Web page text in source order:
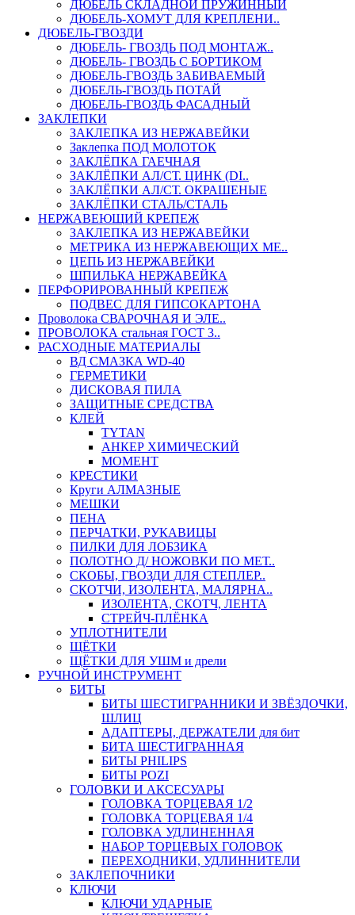
ДЮБЕЛЬ СКЛАДНОЙ ПРУЖИННЫЙ
ДЮБЕЛЬ-ХОМУТ ДЛЯ КРЕПЛЕНИ..
ДЮБЕЛЬ-ГВОЗДИ
ДЮБЕЛЬ- ГВОЗДЬ ПОД МОНТАЖ..
ДЮБЕЛЬ- ГВОЗДЬ С БОРТИКОМ
ДЮБЕЛЬ-ГВОЗДЬ ЗАБИВАЕМЫЙ
ДЮБЕЛЬ-ГВОЗДЬ ПОТАЙ
ДЮБЕЛЬ-ГВОЗДЬ ФАСАДНЫЙ
ЗАКЛЕПКИ
ЗАКЛЕПКА ИЗ НЕРЖАВЕЙКИ
Заклепка ПОД МОЛОТОК
ЗАКЛЁПКА ГАЕЧНАЯ
ЗАКЛЁПКИ АЛ/СТ. ЦИНК (DI..
ЗАКЛЁПКИ АЛ/СТ. ОКРАШЕНЫЕ
ЗАКЛЁПКИ СТАЛЬ/СТАЛЬ
НЕРЖАВЕЮЩИЙ КРЕПЕЖ
ЗАКЛЕПКА ИЗ НЕРЖАВЕЙКИ
МЕТРИКА ИЗ НЕРЖАВЕЮЩИХ МЕ..
ЦЕПЬ ИЗ НЕРЖАВЕЙКИ
ШПИЛЬКА НЕРЖАВЕЙКА
ПЕРФОРИРОВАННЫЙ КРЕПЕЖ
ПОДВЕС ДЛЯ ГИПСОКАРТОНА
Проволока СВАРОЧНАЯ И ЭЛЕ..
ПРОВОЛОКА стальная ГОСТ 3..
РАСХОДНЫЕ МАТЕРИАЛЫ
ВД СМАЗКА WD-40
ГЕРМЕТИКИ
ДИСКОВАЯ ПИЛА
ЗАЩИТНЫЕ СРЕДСТВА
КЛЕЙ
TYTAN
АНКЕР ХИМИЧЕСКИЙ
МОМЕНТ
КРЕСТИКИ
Круги АЛМАЗНЫЕ
МЕШКИ
ПЕНА
ПЕРЧАТКИ, РУКАВИЦЫ
ПИЛКИ ДЛЯ ЛОБЗИКА
ПОЛОТНО Д/ НОЖОВКИ ПО МЕТ..
СКОБЫ, ГВОЗДИ ДЛЯ СТЕПЛЕР..
СКОТЧИ, ИЗОЛЕНТА, МАЛЯРНА..
ИЗОЛЕНТА, СКОТЧ, ЛЕНТА
СТРЕЙЧ-ПЛЁНКА
УПЛОТНИТЕЛИ
ЩЁТКИ
ЩЁТКИ ДЛЯ УШМ и дрели
РУЧНОЙ ИНСТРУМЕНТ
БИТЫ
БИТЫ ШЕСТИГРАННИКИ И ЗВЁЗДОЧКИ,
ШЛИЦ
АДАПТЕРЫ, ДЕРЖАТЕЛИ для бит
БИТА ШЕСТИГРАННАЯ
БИТЫ PHILIPS
БИТЫ POZI
ГОЛОВКИ И АКСЕСУАРЫ
ГОЛОВКА ТОРЦЕВАЯ 1/2
ГОЛОВКА ТОРЦЕВАЯ 1/4
ГОЛОВКА УДЛИНЕННАЯ
НАБОР ТОРЦЕВЫХ ГОЛОВОК
ПЕРЕХОДНИКИ, УДЛИННИТЕЛИ
ЗАКЛЕПОЧНИКИ
КЛЮЧИ
КЛЮЧИ УДАРНЫЕ